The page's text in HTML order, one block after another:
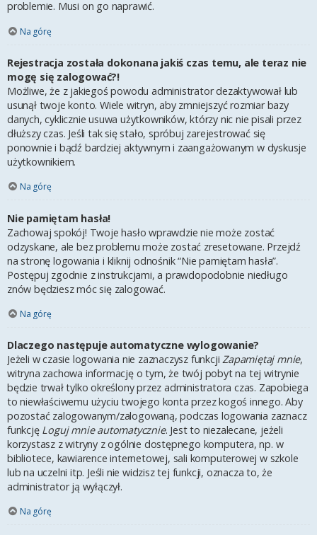
problemie. Musi on go naprawić.
Na górę
Rejestracja została dokonana jakiś czas temu, ale teraz nie
mogę się zalogować?!
Możliwe, że z jakiegoś powodu administrator dezaktywował lub
usunął twoje konto. Wiele witryn, aby zmniejszyć rozmiar bazy
danych, cyklicznie usuwa użytkowników, którzy nic nie pisali przez
dłuższy czas. Jeśli tak się stało, spróbuj zarejestrować się
ponownie i bądź bardziej aktywnym i zaangażowanym w dyskusje
użytkownikiem.
Na górę
Nie pamiętam hasła!
Zachowaj spokój! Twoje hasło wprawdzie nie może zostać
odzyskane, ale bez problemu może zostać zresetowane. Przejdź
na stronę logowania i kliknij odnośnik “Nie pamiętam hasła”.
Postępuj zgodnie z instrukcjami, a prawdopodobnie niedługo
znów będziesz móc się zalogować.
Na górę
Dlaczego następuje automatyczne wylogowanie?
Jeżeli w czasie logowania nie zaznaczysz funkcjiZapamiętaj mnie,
witryna zachowa informację o tym, że twój pobyt na tej witrynie
będzie trwał tylko określony przez administratora czas. Zapobiega
to niewłaściwemu użyciu twojego konta przez kogoś innego. Aby
pozostać zalogowanym/zalogowaną, podczas logowania zaznacz
funkcję Loguj mnie automatycznie. Jest to niezalecane, jeżeli
korzystasz z witryny z ogólnie dostępnego komputera, np. w
bibliotece, kawiarence internetowej, sali komputerowej w szkole
lub na uczelni itp. Jeśli nie widzisz tej funkcji, oznacza to, że
administrator ją wyłączył.
Na górę